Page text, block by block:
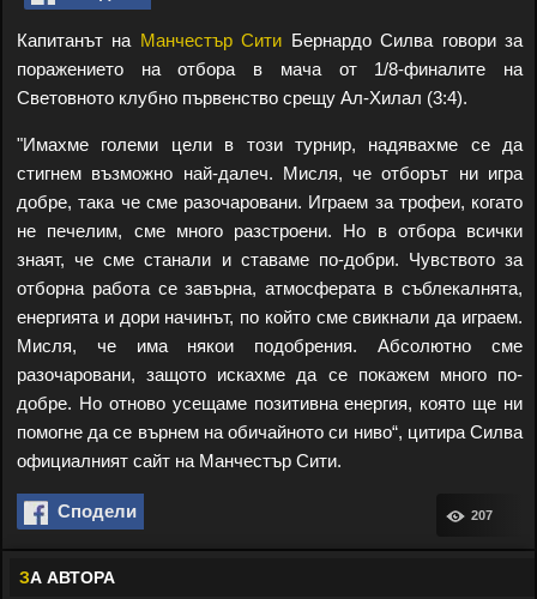
Капитанът на Манчестър Сити Бернардо Силва говори за
поражението на отбора в мача от 1/8-финалите на
Световното клубно първенство срещу Ал-Хилал (3:4).
"Имахме големи цели в този турнир, надявахме се да
стигнем възможно най-далеч. Мисля, че отборът ни игра
добре, така че сме разочаровани. Играем за трофеи, когато
не печелим, сме много разстроени. Но в отбора всички
знаят, че сме станали и ставаме по-добри. Чувството за
отборна работа се завърна, атмосферата в съблекалнята,
енергията и дори начинът, по който сме свикнали да играем.
Мисля, че има някои подобрения. Абсолютно сме
разочаровани, защото искахме да се покажем много по-
добре. Но отново усещаме позитивна енергия, която ще ни
помогне да се върнем на обичайното си ниво“, цитира Силва
официалният сайт на Манчестър Сити.
Сподели 207
ЗА АВТОРА